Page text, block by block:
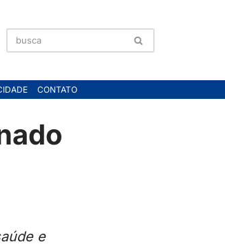
CONTATO
e